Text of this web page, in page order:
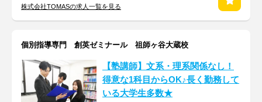
株式会社TOMASの求人一覧を見る
個別指導専門 創英ゼミナール 祖師ヶ谷大蔵校
【塾講師】文系・理系関係なし！
得意な1科目からOK♪長く勤務して
いる大学生多数★